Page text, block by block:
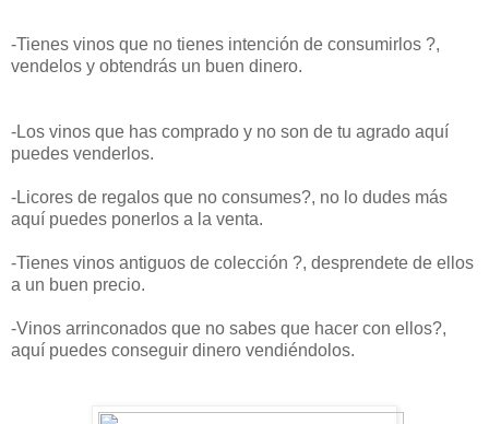
-Tienes vinos que no tienes intención de consumirlos ?,
vendelos y obtendrás un buen dinero.
-Los vinos que has comprado y no son de tu agrado aquí
puedes venderlos.
-Licores de regalos que no consumes?, no lo dudes más
aquí puedes ponerlos a la venta.
-Tienes vinos antiguos de colección ?, desprendete de ellos
a un buen precio.
-Vinos arrinconados que no sabes que hacer con ellos?,
aquí puedes conseguir dinero vendiéndolos.